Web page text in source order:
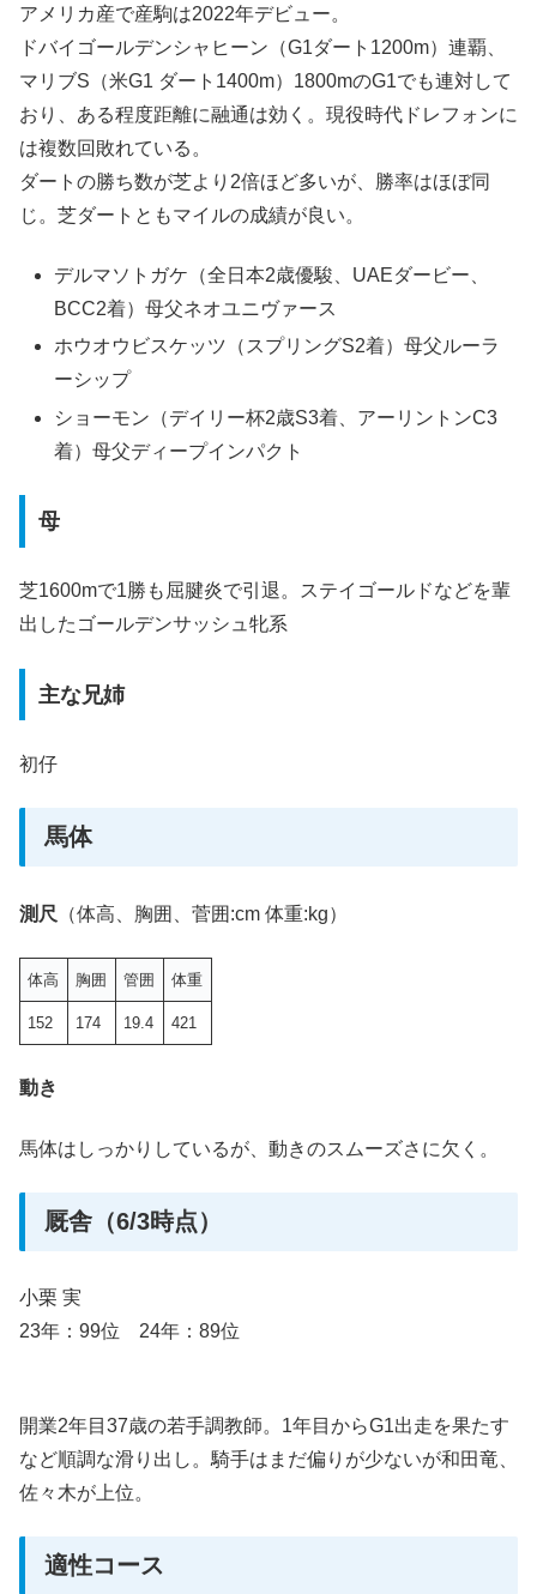
アメリカ産で産駒は2022年デビュー。
ドバイゴールデンシャヒーン（G1ダート1200m）連覇、
マリブS（米G1 ダート1400m）1800mのG1でも連対して
おり、ある程度距離に融通は効く。現役時代ドレフォンに
は複数回敗れている。
ダートの勝ち数が芝より2倍ほど多いが、勝率はほぼ同
じ。芝ダートともマイルの成績が良い。
デルマソトガケ（全日本2歳優駿、UAEダービー、
BCC2着）母父ネオユニヴァース
ホウオウビスケッツ（スプリングS2着）母父ルーラ
ーシップ
ショーモン（デイリー杯2歳S3着、アーリントンC3
着）母父ディープインパクト
母
芝1600mで1勝も屈腱炎で引退。ステイゴールドなどを輩
出したゴールデンサッシュ牝系
主な兄姉
初仔
馬体
測尺 （体高、胸囲、菅囲:cm 体重:kg）
体高 胸囲 管囲 体重
152 174 19.4 421
動き
馬体はしっかりしているが、動きのスムーズさに欠く。
厩舎（6/3時点）
小栗 実
23年：99位 24年：89位
開業2年目37歳の若手調教師。1年目からG1出走を果たす
など順調な滑り出し。騎手はまだ偏りが少ないが和田竜、
佐々木が上位。
適性コース